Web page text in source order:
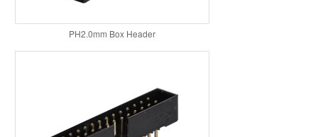
PH2.0mm Box Header